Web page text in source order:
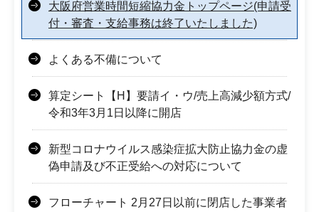
大阪府営業時間短縮協力金トップページ(申請受
付・審査・支給事務は終了いたしました)
よくある不備について
算定シート【H】要請イ・ウ/売上高減少額方式/
令和3年3月1日以降に開店
新型コロナウイルス感染症拡大防止協力金の虚
偽申請及び不正受給への対応について
フローチャート 2月27日以前に閉店した事業者